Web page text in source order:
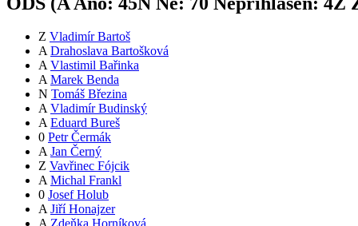
Z Vladimír Bartoš
A Drahoslava Bartošková
A Vlastimil Bařinka
A Marek Benda
N Tomáš Březina
A Vladimír Budinský
A Eduard Bureš
0 Petr Čermák
A Jan Černý
Z Vavřinec Fójcik
A Michal Frankl
0 Josef Holub
A Jiří Honajzer